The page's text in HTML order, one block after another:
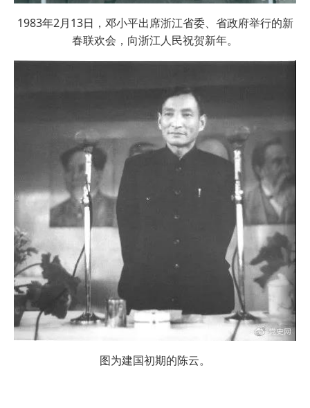
1983年2月13日，邓小平出席浙江省委、省政府举行的新
春联欢会，向浙江人民祝贺新年。
图为建国初期的陈云。